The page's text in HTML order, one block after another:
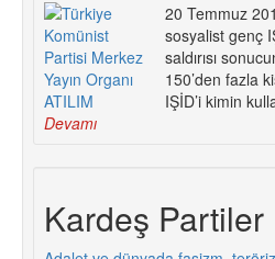
20 Temmuz
sosyalist genç
saldırısı
150’den fazla
IŞİD’i kimin
Devamı
Kardeş Partiler